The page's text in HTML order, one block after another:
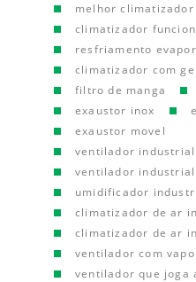
melhor climatizador
climatizador
resfriamento
climatizador com
filtro de manga
exaustor inox
exaustor movel
ventilador
ventilador industrial
umidificador
climatizador de ar
climatizador de ar
ventilador com
ventilador que joga